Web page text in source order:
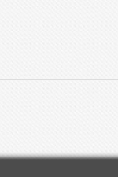
v ketóze.